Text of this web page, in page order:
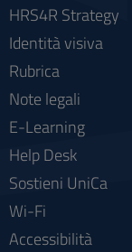
HRS4R Strategy
Identità visiva
Rubrica
Note legali
E-Learning
Help Desk
Sostieni UniCa
Wi-Fi
Accessibilità